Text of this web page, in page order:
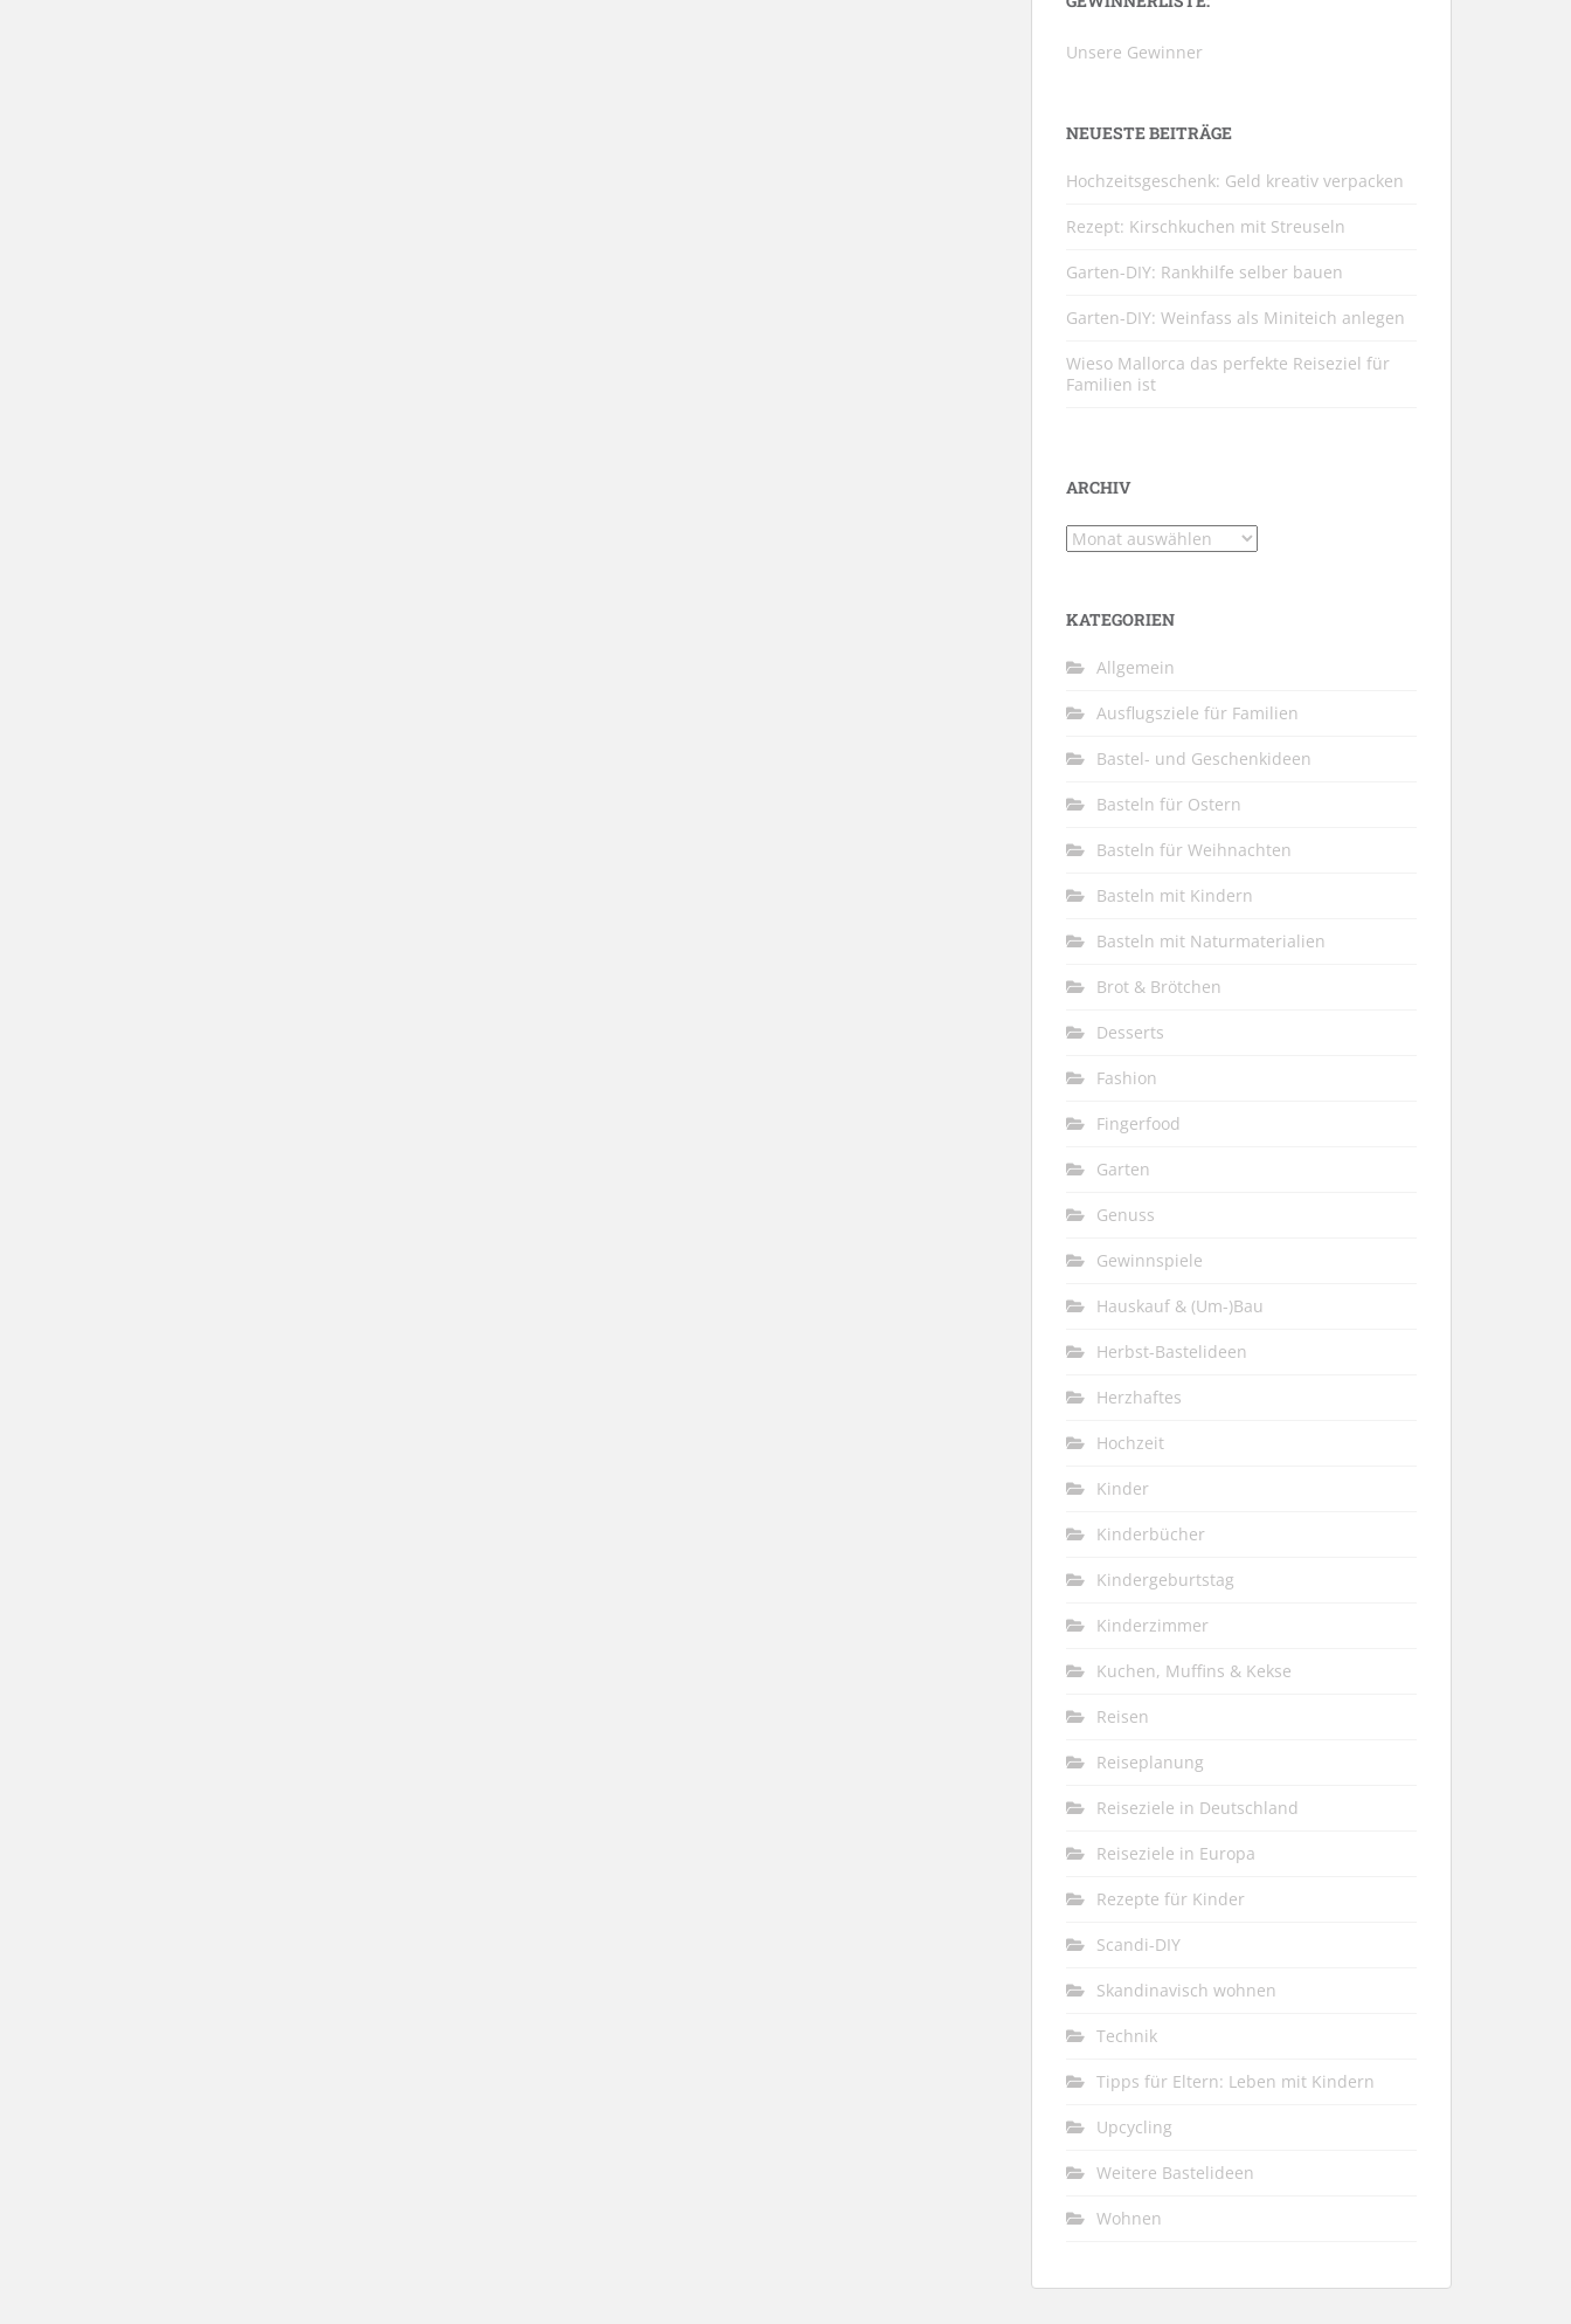
Unsere Gewinner
NEUESTE BEITRÄGE
Hochzeitsgeschenk: Geld kreativ verpacken
Rezept: Kirschkuchen mit Streuseln
Garten-DIY: Rankhilfe selber bauen
Garten-DIY: Weinfass als Miniteich anlegen
Wieso Mallorca das perfekte Reiseziel für
Familien ist
ARCHIV
Archiv
KATEGORIEN
Allgemein
Ausflugsziele für Familien
Bastel- und Geschenkideen
Basteln für Ostern
Basteln für Weihnachten
Basteln mit Kindern
Basteln mit Naturmaterialien
Brot & Brötchen
Desserts
Fashion
Fingerfood
Garten
Genuss
Gewinnspiele
Hauskauf & (Um-)Bau
Herbst-Bastelideen
Herzhaftes
Hochzeit
Kinder
Kinderbücher
Kindergeburtstag
Kinderzimmer
Kuchen, Muffins & Kekse
Reisen
Reiseplanung
Reiseziele in Deutschland
Reiseziele in Europa
Rezepte für Kinder
Scandi-DIY
Skandinavisch wohnen
Technik
Tipps für Eltern: Leben mit Kindern
Upcycling
Weitere Bastelideen
Wohnen